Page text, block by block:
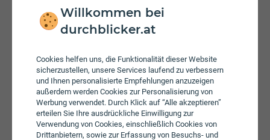
Willkommen bei
durchblicker.at
Cookies helfen uns, die Funktionalität dieser Website
sicherzustellen, unsere Services laufend zu verbessern
und Ihnen personalisierte Empfehlungen anzuzeigen
außerdem werden Cookies zur Personalisierung von
Werbung verwendet. Durch Klick auf “Alle akzeptieren”
erteilen Sie Ihre ausdrückliche Einwilligung zur
Verwendung von Cookies, einschließlich Cookies von
Drittanbietern, sowie zur Erfassung von Besuchs- und
4.2
NFC
Gerät
Akku
5000 mAh
Speicherkarte
max. 512 GB
Betriebssystem
Android 10